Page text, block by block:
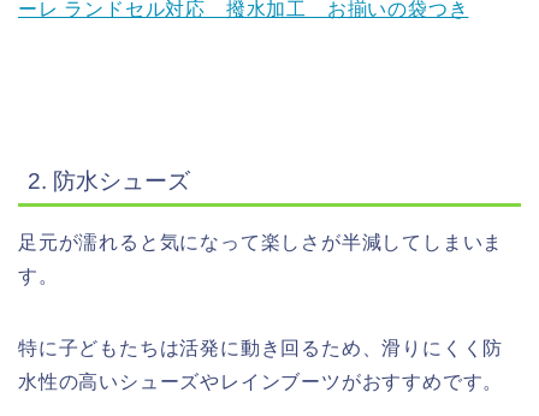
ーレ ランドセル対応 撥水加工 お揃いの袋つき
2. 防水シューズ
足元が濡れると気になって楽しさが半減してしまいま
す。
特に子どもたちは活発に動き回るため、滑りにくく防
水性の高いシューズやレインブーツがおすすめです。